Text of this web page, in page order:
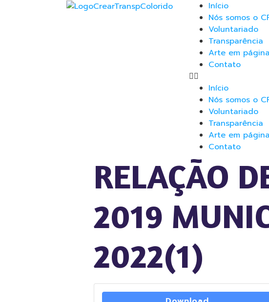
Início
Nós somos o
Voluntariado
Transparência
Arte em
Contato
Início
Nós somos o
Voluntariado
Transparência
Arte em
Contato
RELAÇÃO
2019
2022(1)